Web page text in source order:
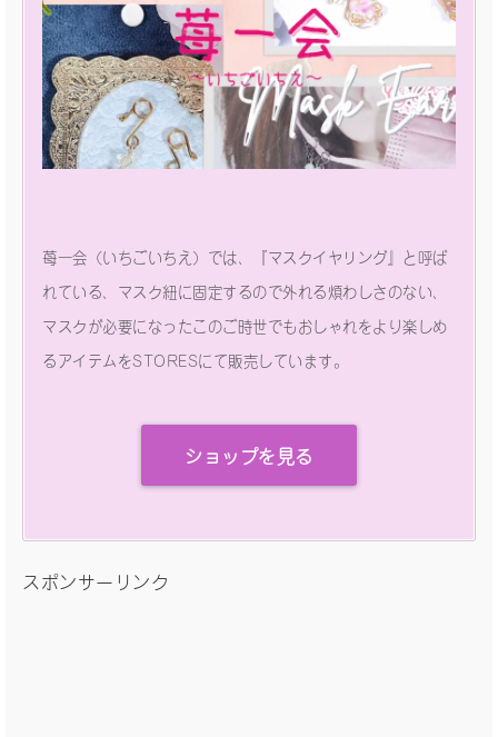
苺一会（いちごいちえ）では、『マスクイヤリング』と呼ば
れている、マスク紐に固定するので外れる煩わしさのない、
マスクが必要になったこのご時世でもおしゃれをより楽しめ
るアイテムをSTORESにて販売しています。
ショップを見る
スポンサーリンク